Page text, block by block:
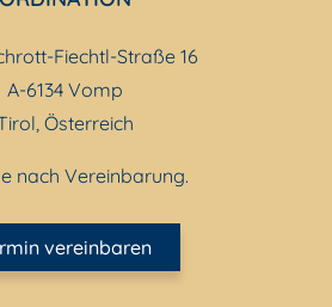
Fiechtl-Straße 16
A-6134 Vomp
Österreich
nach Vereinbarung.
vereinbaren